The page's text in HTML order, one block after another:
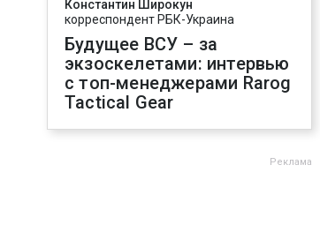
Константин Широкун
корреспондент РБК-Украина
Будущее ВСУ – за
экзоскелетами: интервью
с топ-менеджерами Rarog
Tactical Gear